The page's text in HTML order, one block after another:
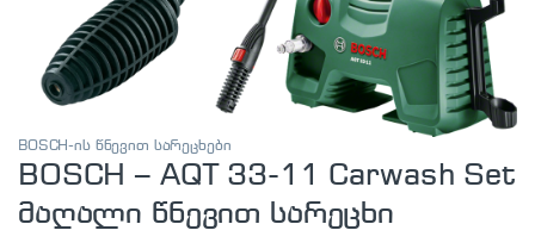
BOSCH-ის წნევით სარეცხები
BOSCH – AQT 33-11 Carwash Set
მაღალი წნევით სარეცხი